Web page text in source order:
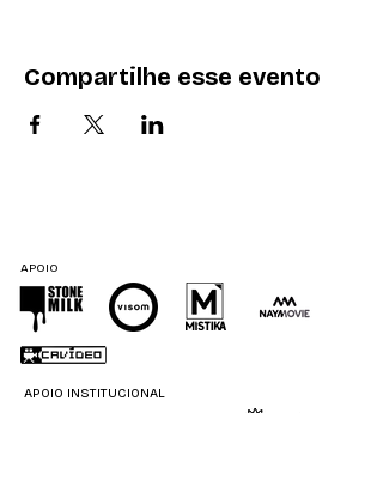
Compartilhe esse evento
APOIO
APOIO INSTITUCIONAL